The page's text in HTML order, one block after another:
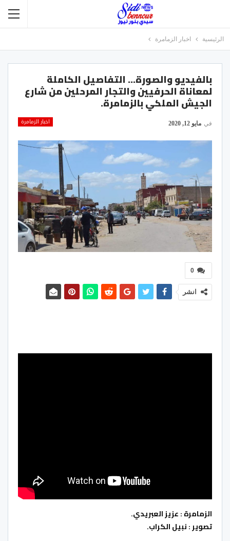
الرئيسية اخبار الزمامرة
بالفيديو والصورة… التفاصيل الكاملة
لمعاناة الحرفيين والتجار المرحلين من شارع
الجيش الملكي بالزمامرة.
اخبار الزمامرة في مايو 12, 2020
0
انشر
الزمامرة : عزيز العبريدي.
تصوير : نبيل الكراب.